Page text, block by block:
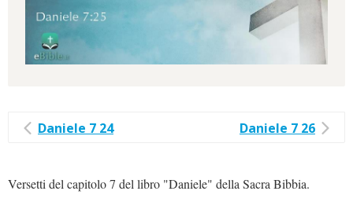
Daniele 7 24 Daniele 7 26
Versetti del capitolo 7 del libro "Daniele" della Sacra Bibbia.